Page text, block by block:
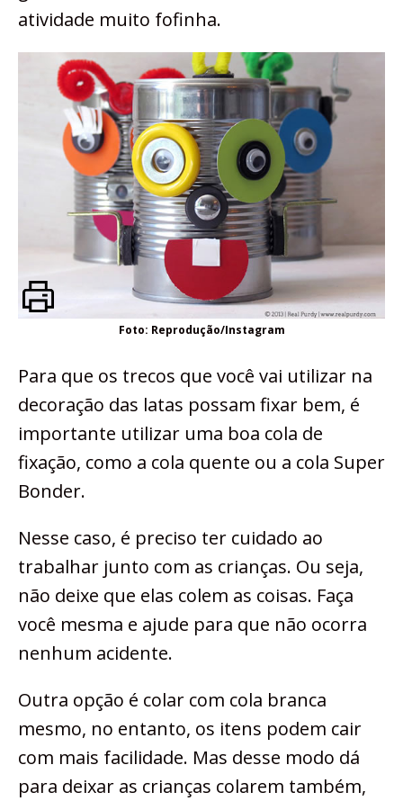
atividade muito fofinha.
Foto: Reprodução/Instagram
Para que os trecos que você vai utilizar na
decoração das latas possam fixar bem, é
importante utilizar uma boa cola de
fixação, como a cola quente ou a cola Super
Bonder.
Nesse caso, é preciso ter cuidado ao
trabalhar junto com as crianças. Ou seja,
não deixe que elas colem as coisas. Faça
você mesma e ajude para que não ocorra
nenhum acidente.
Outra opção é colar com cola branca
mesmo, no entanto, os itens podem cair
com mais facilidade. Mas desse modo dá
para deixar as crianças colarem também,